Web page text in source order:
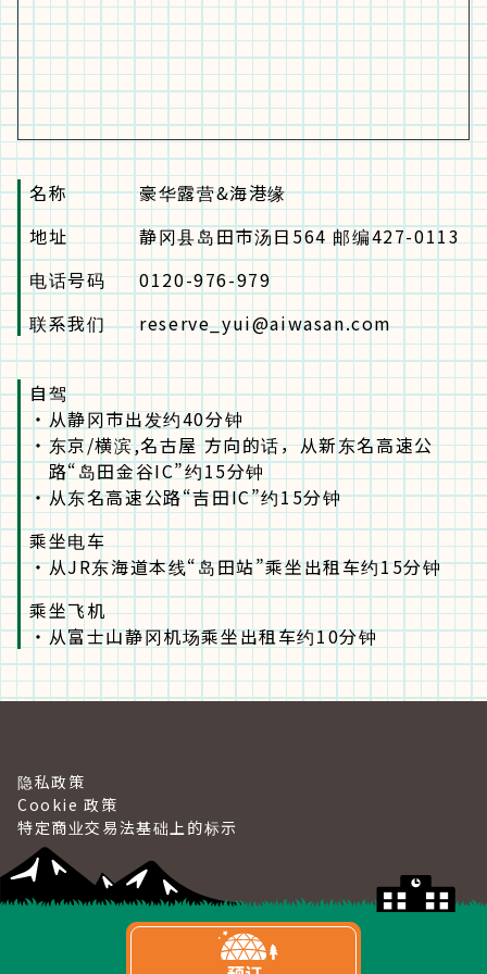
名称
豪华露营&海港缘
地址
静冈县岛田市汤日564 邮编427-0113
电话号码
0120-976-979
联系我们
reserve_yui@aiwasan.com
自驾
・从静冈市出发约40分钟
・东京/横滨,名古屋 方向的话，从新东名高速公
路“岛田金谷IC”约15分钟
・从东名高速公路“吉田IC”约15分钟
乘坐电车
・从JR东海道本线“岛田站”乘坐出租车约15分钟
乘坐飞机
・从富士山静冈机场乘坐出租车约10分钟
隐私政策
Cookie 政策
特定商业交易法基础上的标示
©2023 Gramping&Port Yui.